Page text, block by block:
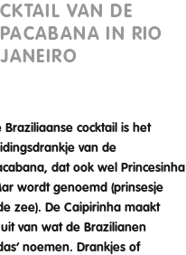
VAN DE
IN RIO
Braziliaanse cocktail is het
van de
dat ook wel Princesinha
wordt genoemd (prinsesje
zee). De Caipirinha maakt
van wat de Brazilianen
noemen. Drankjes of